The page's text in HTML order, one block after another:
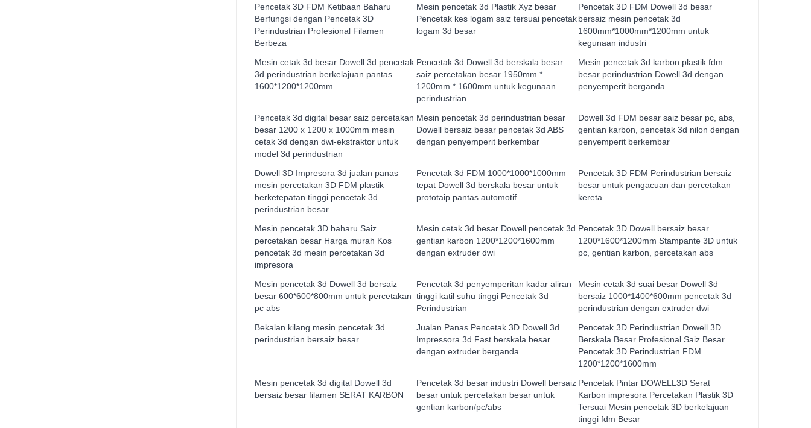
Pencetak 3D FDM Ketibaan Baharu
Berfungsi dengan Pencetak 3D
Perindustrian Profesional Filamen
Berbeza
Mesin pencetak 3d Plastik Xyz besar
Pencetak kes logam saiz tersuai pencetak
logam 3d besar
Pencetak 3D FDM Dowell 3d besar
bersaiz mesin pencetak 3d
1600mm*1000mm*1200mm untuk
kegunaan industri
Mesin cetak 3d besar Dowell 3d pencetak
3d perindustrian berkelajuan pantas
1600*1200*1200mm
Pencetak 3d Dowell 3d berskala besar
saiz percetakan besar 1950mm *
1200mm * 1600mm untuk kegunaan
perindustrian
Mesin pencetak 3d karbon plastik fdm
besar perindustrian Dowell 3d dengan
penyemperit berganda
Pencetak 3d digital besar saiz percetakan
besar 1200 x 1200 x 1000mm mesin
cetak 3d dengan dwi-ekstraktor untuk
model 3d perindustrian
Mesin pencetak 3d perindustrian besar
Dowell bersaiz besar pencetak 3d ABS
dengan penyemperit berkembar
Dowell 3d FDM besar saiz besar pc, abs,
gentian karbon, pencetak 3d nilon dengan
penyemperit berkembar
Dowell 3D Impresora 3d jualan panas
mesin percetakan 3D FDM plastik
berketepatan tinggi pencetak 3d
perindustrian besar
Pencetak 3d FDM 1000*1000*1000mm
tepat Dowell 3d berskala besar untuk
prototaip pantas automotif
Pencetak 3D FDM Perindustrian bersaiz
besar untuk pengacuan dan percetakan
kereta
Mesin pencetak 3D baharu Saiz
percetakan besar Harga murah Kos
pencetak 3d mesin percetakan 3d
impresora
Mesin cetak 3d besar Dowell pencetak 3d
gentian karbon 1200*1200*1600mm
dengan extruder dwi
Pencetak 3D Dowell bersaiz besar
1200*1600*1200mm Stampante 3D untuk
pc, gentian karbon, percetakan abs
Mesin pencetak 3d Dowell 3d bersaiz
besar 600*600*800mm untuk percetakan
pc abs
Pencetak 3d penyemperitan kadar aliran
tinggi katil suhu tinggi Pencetak 3d
Perindustrian
Mesin cetak 3d suai besar Dowell 3d
bersaiz 1000*1400*600mm pencetak 3d
perindustrian dengan extruder dwi
Bekalan kilang mesin pencetak 3d
perindustrian bersaiz besar
Jualan Panas Pencetak 3D Dowell 3d
Impressora 3d Fast berskala besar
dengan extruder berganda
Pencetak 3D Perindustrian Dowell 3D
Berskala Besar Profesional Saiz Besar
Pencetak 3D Perindustrian FDM
1200*1200*1600mm
Mesin pencetak 3d digital Dowell 3d
bersaiz besar filamen SERAT KARBON
Pencetak 3d besar industri Dowell bersaiz
besar untuk percetakan besar untuk
gentian karbon/pc/abs
Pencetak Pintar DOWELL3D Serat
Karbon impresora Percetakan Plastik 3D
Tersuai Mesin pencetak 3D berkelajuan
tinggi fdm Besar